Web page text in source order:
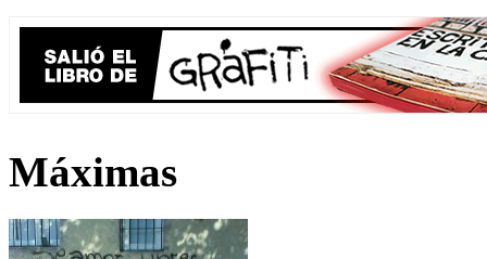
Máximas